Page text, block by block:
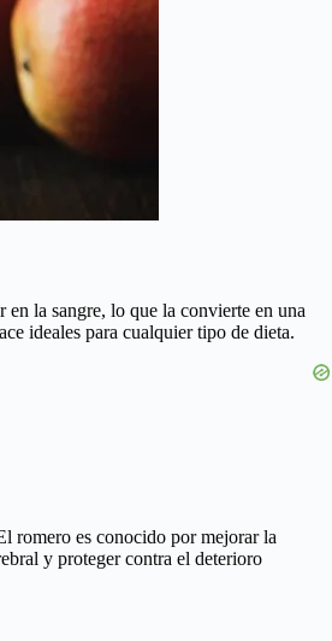
la sangre, lo que la convierte en una
ideales para cualquier tipo de dieta.
romero es conocido por mejorar la
y proteger contra el deterioro